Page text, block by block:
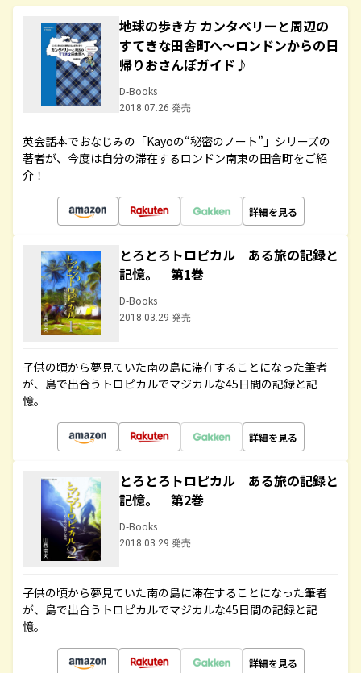
地球の歩き方 カンタベリーと周辺の
すてきな田舎町へ～ロンドンからの日
帰りおさんぽガイド♪
D-Books
2018.07.26 発売
英会話本でおなじみの「Kayoの“秘密のノート”」シリーズの
著者が、今度は自分の滞在するロンドン南東の田舎町をご紹
介！
詳細を見る
とろとろトロピカル ある旅の記録と
記憶。 第1巻
D-Books
2018.03.29 発売
子供の頃から夢見ていた南の島に滞在することになった筆者
が、島で出合うトロピカルでマジカルな45日間の記録と記
憶。
詳細を見る
とろとろトロピカル ある旅の記録と
記憶。 第2巻
D-Books
2018.03.29 発売
子供の頃から夢見ていた南の島に滞在することになった筆者
が、島で出合うトロピカルでマジカルな45日間の記録と記
憶。
詳細を見る